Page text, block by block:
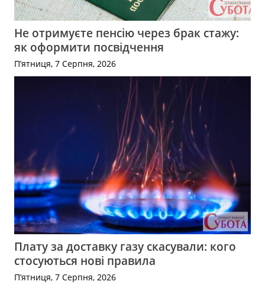
Не отримуєте пенсію через брак стажу:
як оформити посвідчення
П’ятниця, 7 Серпня, 2026
Плату за доставку газу скасували: кого
стосуються нові правила
П’ятниця, 7 Серпня, 2026